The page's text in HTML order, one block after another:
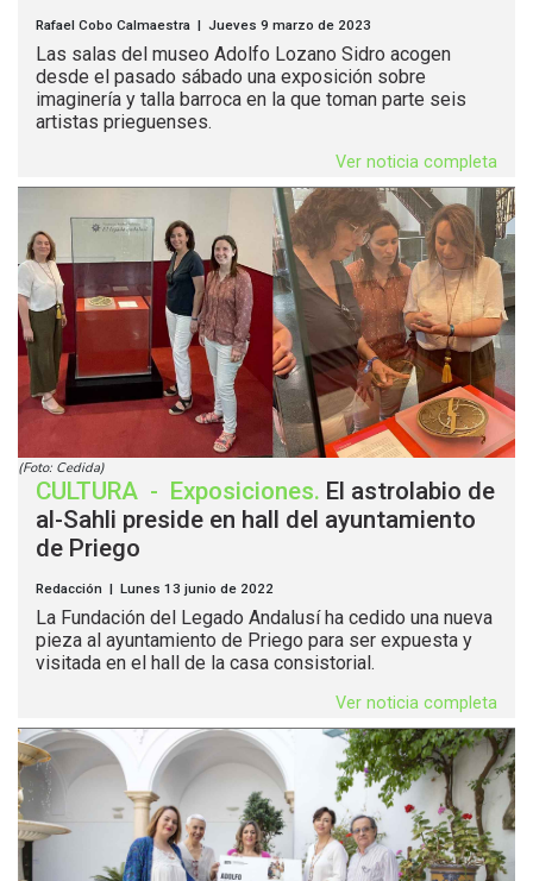
Rafael Cobo Calmaestra | Jueves 9 marzo de 2023
Las salas del museo Adolfo Lozano Sidro acogen
desde el pasado sábado una exposición sobre
imaginería y talla barroca en la que toman parte seis
artistas prieguenses.
Ver noticia completa
(Foto: Cedida)
CULTURA - Exposiciones. El astrolabio de
al-Sahli preside en hall del ayuntamiento
de Priego
Redacción | Lunes 13 junio de 2022
La Fundación del Legado Andalusí ha cedido una nueva
pieza al ayuntamiento de Priego para ser expuesta y
visitada en el hall de la casa consistorial.
Ver noticia completa